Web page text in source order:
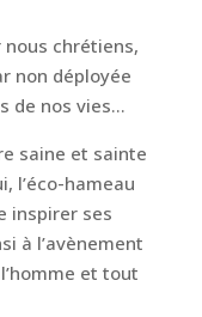
chrétiens,
non déployée
de nos vies…
saine et sainte
l’éco-hameau
inspirer ses
à l’avènement
et tout